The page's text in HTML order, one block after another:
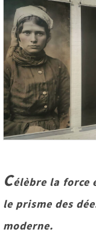
Célèbre la force
le prisme des
moderne.